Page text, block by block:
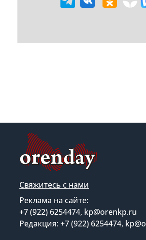
Свяжитесь с нами
Реклама на сайте:
+7 (922) 6254474, kp@orenkp.ru
Редакция: +7 (922) 6254474,